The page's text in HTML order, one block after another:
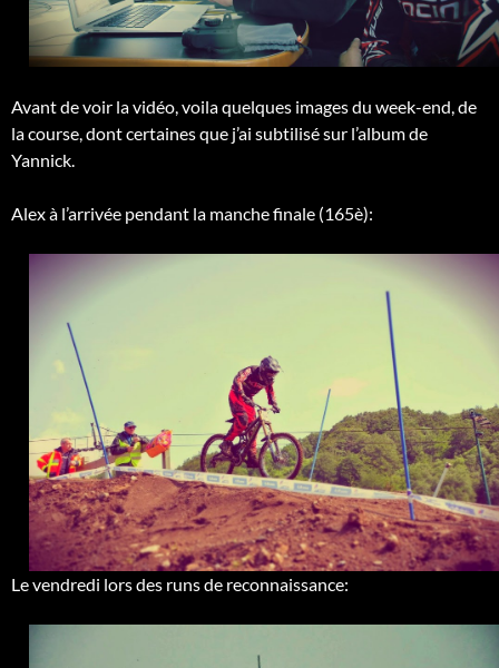
Avant de voir la vidéo, voila quelques images du week-end, de
la course, dont certaines que j’ai subtilisé sur l’album de
Yannick.
Alex à l’arrivée pendant la manche finale (165è):
Le vendredi lors des runs de reconnaissance: